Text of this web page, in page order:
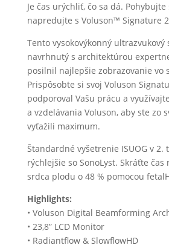
Je čas urýchliť, čo sa dá. Pohybujte
napredujte s Voluson™ Signature
Tento vysokovýkonný ultrazvukový
navrhnutý s architektúrou
posilnil najlepšie zobrazovanie vo
Prispôsobte si svoj Voluson
podporoval Vašu prácu a
a vzdelávania Voluson, aby ste zo
vyťažili maximum.
Štandardné vyšetrenie ISUOG v 2.
rýchlejšie so SonoLyst. Skráťte čas
srdca plodu o 48 % pomocou
Highlights:
• Voluson Digital Beamforming
• 23,8” LCD Monitor
• Radiantflow & SlowflowHD